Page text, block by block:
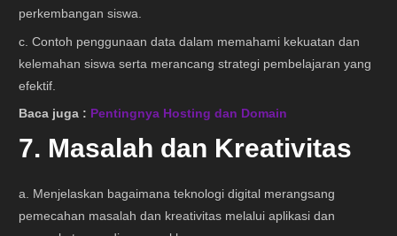
perkembangan siswa.
c. Contoh penggunaan data dalam memahami kekuatan dan
kelemahan siswa serta merancang strategi pembelajaran yang
efektif.
Baca juga : Pentingnya Hosting dan Domain
7. Masalah dan Kreativitas
a. Menjelaskan bagaimana teknologi digital merangsang
pemecahan masalah dan kreativitas melalui aplikasi dan